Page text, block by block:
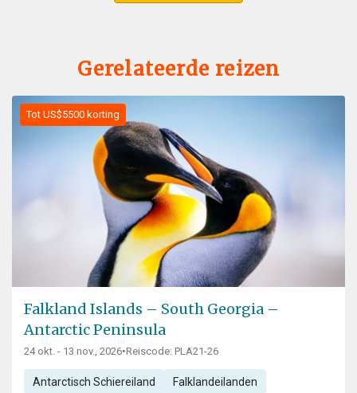
Gerelateerde reizen
Tot US$5500 korting
Falkland Islands – South Georgia –
Antarctic Peninsula
24 okt. - 13 nov., 2026•Reiscode: PLA21-26
Antarctisch Schiereiland Falklandeilanden